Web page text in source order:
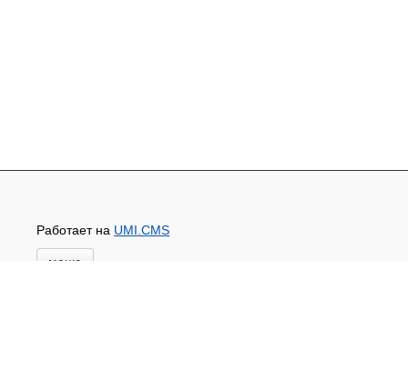
Работает на UMI.CMS
меню